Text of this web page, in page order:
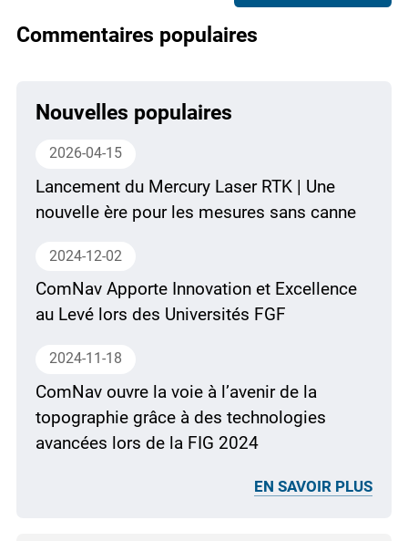
Commentaires populaires
Nouvelles populaires
2026-04-15
Lancement du Mercury Laser RTK | Une
nouvelle ère pour les mesures sans canne
2024-12-02
ComNav Apporte Innovation et Excellence
au Levé lors des Universités FGF
2024-11-18
ComNav ouvre la voie à l’avenir de la
topographie grâce à des technologies
avancées lors de la FIG 2024
EN SAVOIR PLUS